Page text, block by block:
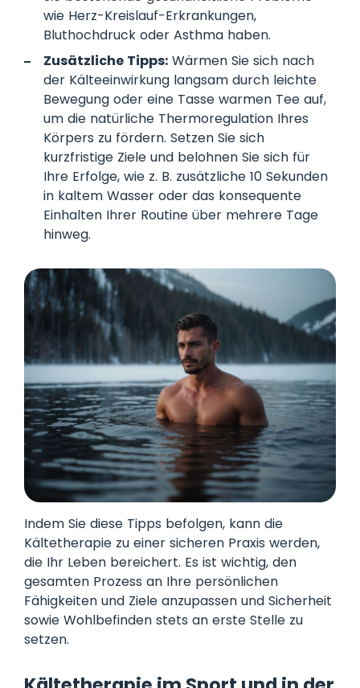
wie Herz-Kreislauf-Erkrankungen,
Bluthochdruck oder Asthma haben.
Zusätzliche Tipps: Wärmen Sie sich nach
der Kälteeinwirkung langsam durch leichte
Bewegung oder eine Tasse warmen Tee auf,
um die natürliche Thermoregulation Ihres
Körpers zu fördern. Setzen Sie sich
kurzfristige Ziele und belohnen Sie sich für
Ihre Erfolge, wie z. B. zusätzliche 10 Sekunden
in kaltem Wasser oder das konsequente
Einhalten Ihrer Routine über mehrere Tage
hinweg.
Indem Sie diese Tipps befolgen, kann die
Kältetherapie zu einer sicheren Praxis werden,
die Ihr Leben bereichert. Es ist wichtig, den
gesamten Prozess an Ihre persönlichen
Fähigkeiten und Ziele anzupassen und Sicherheit
sowie Wohlbefinden stets an erste Stelle zu
setzen.